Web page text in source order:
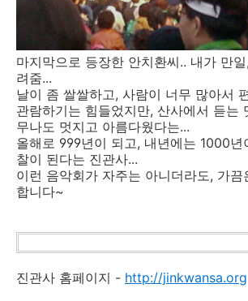
마지막으로 등장한 안치환씨.. 내가 만
려줌...
날이 좀 쌀쌀하고, 사람이 너무 많아서
관람하기는 힘들었지만, 산사에서 듣는
무나도 멋지고 아름다웠다는...
올해로 999년이 되고, 내년에는 1000
찰이 된다는 진관사...
이런 음악회가 자주는 아니더라도, 가끔
합니다~
진관사 홈페이지 - http://jinkwansa.org